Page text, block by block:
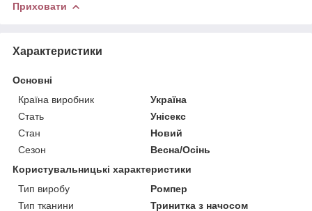
Приховати
Характеристики
Основні
Країна виробник
Україна
Стать
Унісекс
Стан
Новий
Сезон
Весна/Осінь
Користувальницькі характеристики
Тип виробу
Ромпер
Тип тканини
Тринитка з начосом